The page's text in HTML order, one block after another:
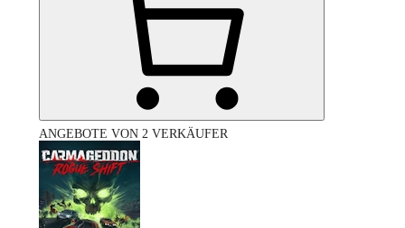
ANGEBOTE VON 2 VERKÄUFER